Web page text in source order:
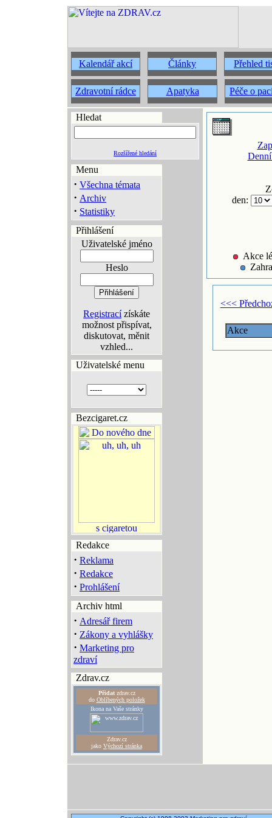
Kalendář akcí Články Přehled
Zdravotní rádce Apatyka Péče o
Hledat
Rozšířené hledání
Menu
· Všechna témata
· Archiv
· Statistiky
Přihlášení
Uživatelské jméno
Heslo
Registracízískáte
možnost přispívat,
diskutovat, měnit
vzhled...
Uživatelské menu
Bezcigaret.cz
Redakce
· Reklama
· Redakce
· Prohlášení
Archiv html
· Adresář firem
· Zákony a vyhlášky
· Marketing pro
zdraví
Zdrav.cz
Přidatzdrav.cz
do Oblíbených položek
Ikona na Vaše stránky
Zdrav.cz
jako Výchozí stránka
den:
Akce
<<<
Akce